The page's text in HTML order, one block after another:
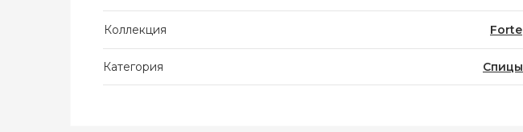
Коллекция Forte
Категория Спицы